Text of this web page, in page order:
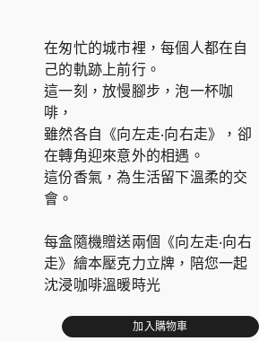
在匆忙的城市裡，每個人都在自
己的軌跡上前行。
這一刻，放慢腳步，泡一杯咖
啡，
雖然各自《向左走‧向右走》，卻
在轉角迎來意外的相遇。
這份香氣，為生活留下溫柔的交
會。
每盒隨機贈送兩個《向左走‧向右
走》繪本壓克力立牌，陪您一起
沈浸咖啡溫暖時光
加入購物車